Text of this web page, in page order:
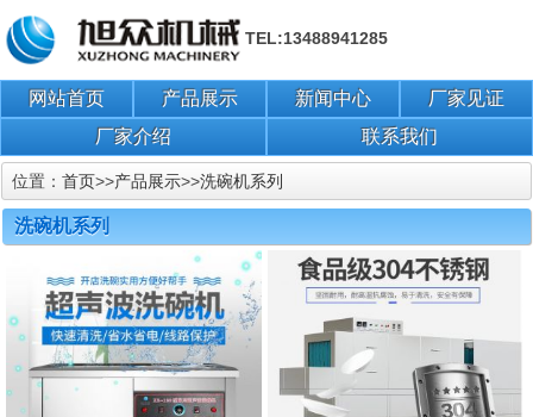
TEL:13488941285
网站首页 产品展示 新闻中心
厂家见证
厂家介绍
联系我们
位置： 首页>>产品展示>>洗碗机系列
洗碗机系列